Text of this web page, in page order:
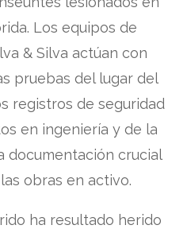
Los equipos de
& Silva actúan con
pruebas del lugar del
registros de seguridad
en ingeniería y de la
documentación crucial
obras en activo.
ha resultado herido